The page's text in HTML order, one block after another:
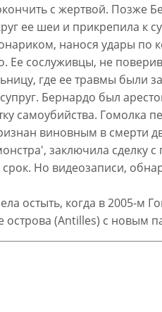
с жертвой. Позже
ее шеи и прикрепила к
нанося удары
Ее сослуживцы, не
где ее травмы были
Бернардо был
самоубийства. Гомолка
виновным в смерти
заключила сделку
Но видеозаписи,
остыть, когда в 2005-
острова (Antilles) с новым